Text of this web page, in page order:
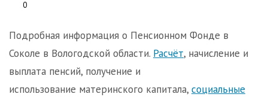
0
Подробная информация о Пенсионном Фонде в
Соколе в Вологодской области. Расчёт, начисление и
выплата пенсий, получение и
использование материнского капитала, социальные